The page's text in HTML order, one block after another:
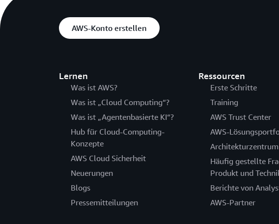
AWS-Konto erstellen
Lernen
Was ist AWS?
Was ist „Cloud Computing“?
Was ist „Agentenbasierte KI“?
Hub für Cloud-Computing-
Konzepte
AWS Cloud Sicherheit
Neuerungen
Blogs
Pressemitteilungen
Ressourcen
Erste Schritte
Training
AWS Trust Center
AWS-
Architekturzentrum
Häufig gestellte
Produkt und
Berichte von
AWS-Partner